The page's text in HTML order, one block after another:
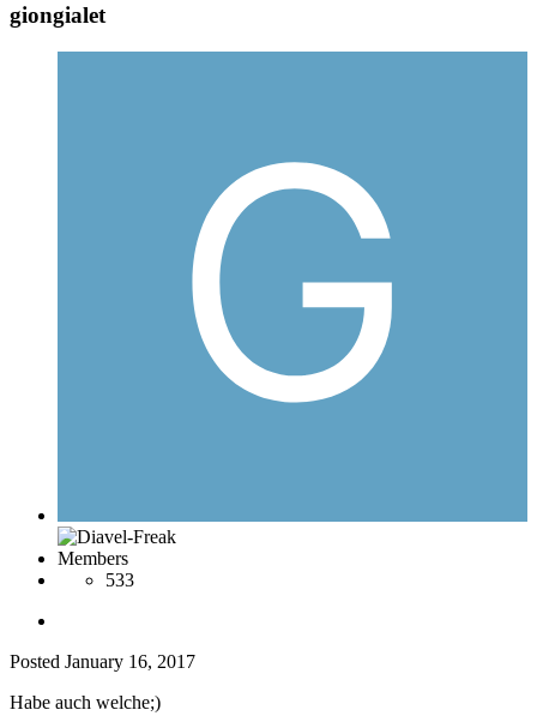
giongialet
Members
533
Posted January 16, 2017
Habe auch welche;)